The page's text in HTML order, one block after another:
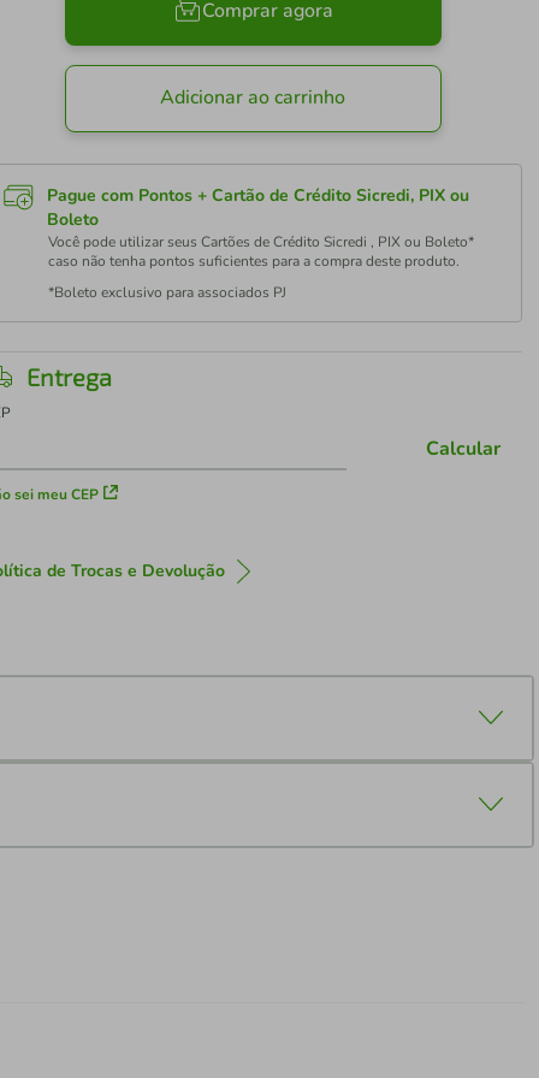
Comprar agora
Adicionar ao carrinho
Pague com Pontos + Cartão de Crédito Sicredi, PIX ou
Boleto
Você pode utilizar seus Cartões de Crédito Sicredi , PIX ou Boleto*
caso não tenha pontos suficientes para a compra deste produto.
*Boleto exclusivo para associados PJ
Entrega
sei meu CEP
Calcular
de Trocas e Devolução